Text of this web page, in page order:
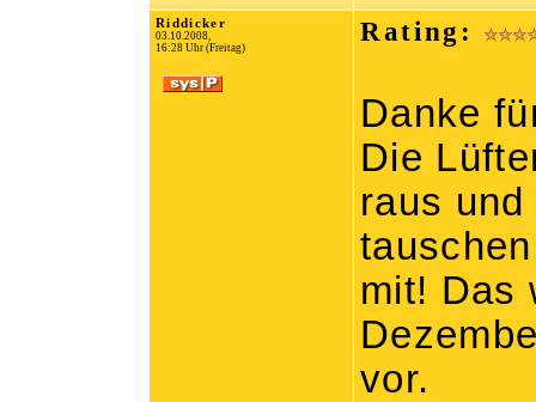
Riddicker
03.10.2008,
16:28 Uhr (Freitag)
Rating:
Danke
Die
raus
mit! Das
vor.